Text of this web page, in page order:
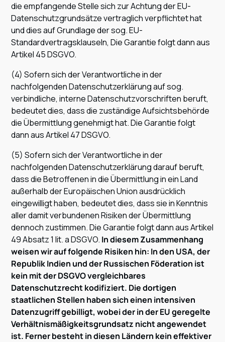
die empfangende Stelle sich zur Achtung der EU-
Datenschutzgrundsätze vertraglich verpflichtet hat
und dies auf Grundlage der sog. EU-
Standardvertragsklauseln, Die Garantie folgt dann aus
Artikel 45 DSGVO.
(4) Sofern sich der Verantwortliche in der
nachfolgenden Datenschutzerklärung auf sog.
verbindliche, interne Datenschutzvorschriften beruft,
bedeutet dies, dass die zuständige Aufsichtsbehörde
die Übermittlung genehmigt hat. Die Garantie folgt
dann aus Artikel 47 DSGVO.
(5) Sofern sich der Verantwortliche in der
nachfolgenden Datenschutzerklärung darauf beruft,
dass die Betroffenen in die Übermittlung in ein Land
außerhalb der Europäischen Union ausdrücklich
eingewilligt haben, bedeutet dies, dass sie in Kenntnis
aller damit verbundenen Risiken der Übermittlung
dennoch zustimmen. Die Garantie folgt dann aus Artikel
49 Absatz 1 lit. a DSGVO. In diesem Zusammenhang
weisen wir auf folgende Risiken hin: In den USA, der
Republik Indien und der Russischen Föderation ist
kein mit der DSGVO vergleichbares
Datenschutzrecht kodifiziert. Die dortigen
staatlichen Stellen haben sich einen intensiven
Datenzugriff gebilligt, wobei der in der EU geregelte
Verhältnismäßigkeitsgrundsatz nicht angewendet
ist. Ferner besteht in diesen Ländern kein effektiver